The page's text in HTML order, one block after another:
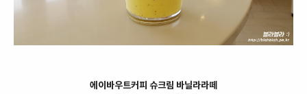
에이바우트커피 슈크림 바닐라라떼